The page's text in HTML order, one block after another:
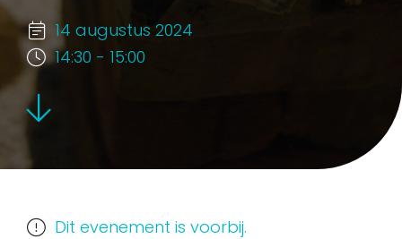
14 augustus 2024
14:30 - 15:00
Dit evenement is voorbij.